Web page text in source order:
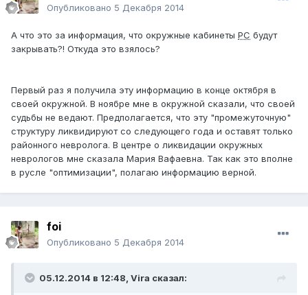
Опубликовано 5 Декабря 2014
А что это за информация, что окружные кабинеты РС будут
закрывать?! Откуда это взялось?
Первый раз я получила эту информацию в конце октября в
своей окружной. В ноябре мне в окружной сказали, что своей
судьбы не ведают. Предполагается, что эту "промежуточную"
структуру ликвидируют со следующего года и оставят только
районного невролога. В центре о ликвидации окружных
неврологов мне сказала Мария Вафаевна. Так как это вполне
в русле "оптимизации", полагаю информацию верной.
foi
Опубликовано 5 Декабря 2014
05.12.2014 в 12:48, Vira сказал: